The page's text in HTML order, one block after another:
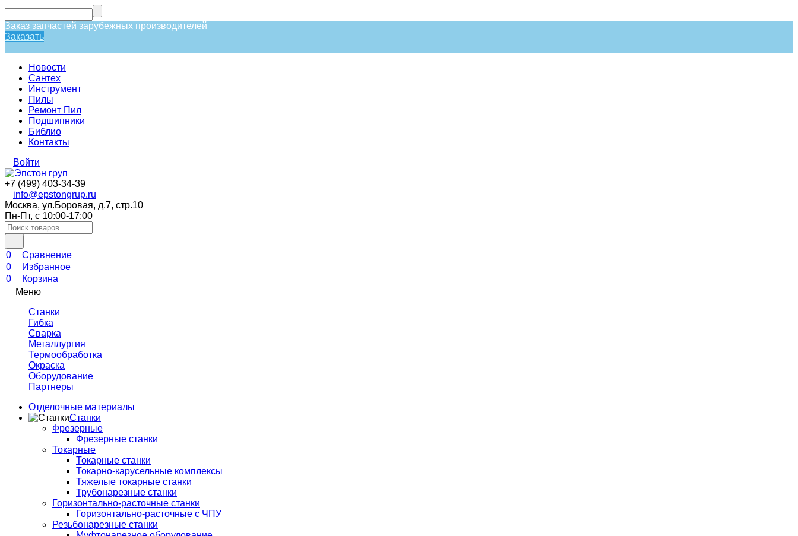
Заказ запчастей зарубежных производителей
Заказать
Новости
Сантех
Инструмент
Пилы
Ремонт Пил
Подшипники
Библио
Контакты
Войти
+7 (499) 403-34-39
info@epstongrup.ru
Москва, ул.Боровая, д.7, стр.10
Пн-Пт, с 10:00-17:00
0
Сравнение
0
Избранное
0
Корзина
Меню
Станки
Гибка
Сварка
Металлургия
Термообработка
Окраска
Оборудование
Партнеры
Отделочные материалы
Станки
Фрезерные
Фрезерные станки
Токарные
Токарные станки
Токарно-карусельные комплексы
Тяжелые токарные станки
Трубонарезные станки
Горизонтально-расточные станки
Горизонтально-расточные с ЧПУ
Резьбонарезные станки